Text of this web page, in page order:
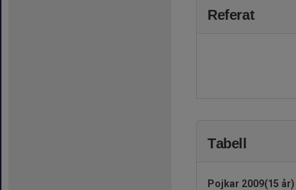
Referat
Tabell
Pojkar 2009(15